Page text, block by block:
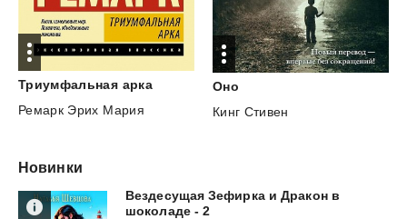
Триумфальная арка
Ремарк Эрих Мария
Оно
Кинг Стивен
Новинки
Вездесущая Зефирка и Дракон в
шоколаде - 2